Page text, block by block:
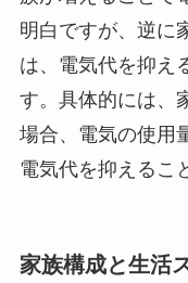
明白ですが、逆に
は、電気代を抑え
す。具体的には、
場合、電気の使用
電気代を抑えるこ
家族構成と生活